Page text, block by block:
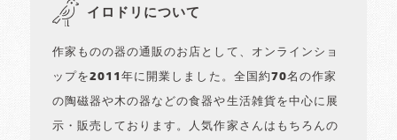
イロドリについて
作家ものの器の通販のお店として、オンラインショ
ップを2011年に開業しました。全国約70名の作家
の陶磁器や木の器などの食器や生活雑貨を中心に展
示・販売しております。人気作家さんはもちろんの